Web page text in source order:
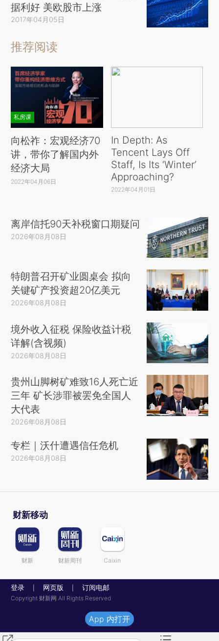
据利好 美欧股市上涨
2017年04月05日
推荐阅读
私房课
向松祚：宏观经济70
讲，带你了解国内外
经济大局
2022年04月06日
In Depth: As
Tencent Lays Off
Staff, Is Its ‘Winter’
Approaching?
2022年04月01日
离岸信托90天补税窗口期疑问
2026年08月08日
特朗普召开矿业圆桌会 拟向
关键矿产投资超20亿美元
2026年08月08日
境外收入征税 保险收益计税
详解(含视频)
2026年08月08日
贵州山脚树矿难致16人死亡近
三年 矿长涉罪被罢免全国人
大代表
2026年08月08日
专栏｜沃什遭遇信任危机
2026年08月08日
财新移动
财新 财新周刊 Caixin
登录 网页版 订阅电邮
Copyright 财新网 All Rights Reserved
App 内打开